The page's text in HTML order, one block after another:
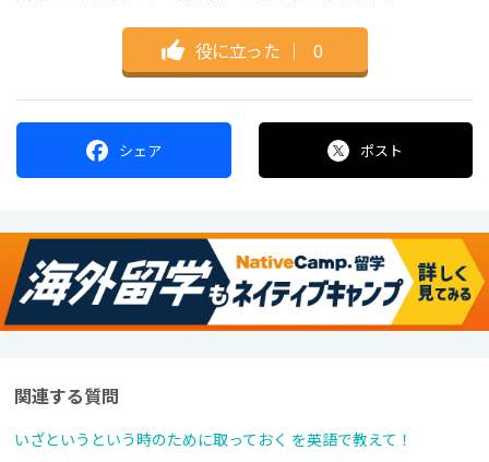
役に立った ｜ 0
シェア ポスト
関連する質問
いざというという時のために取っておく を英語で教えて！